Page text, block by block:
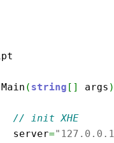
Main ( string [ ] args )
// init XHE
			server
=